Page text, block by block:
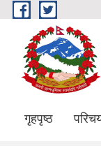
Skip to main content
गृहपृष्ठ